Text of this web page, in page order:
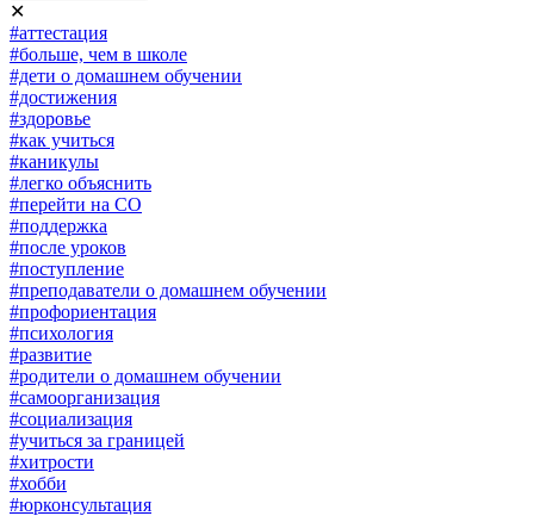
✕
#аттестация
#больше, чем в школе
#дети о домашнем обучении
#достижения
#здоровье
#как учиться
#каникулы
#легко объяснить
#перейти на СО
#поддержка
#после уроков
#поступление
#преподаватели о домашнем обучении
#профориентация
#психология
#развитие
#родители о домашнем обучении
#самоорганизация
#социализация
#учиться за границей
#хитрости
#хобби
#юрконсультация